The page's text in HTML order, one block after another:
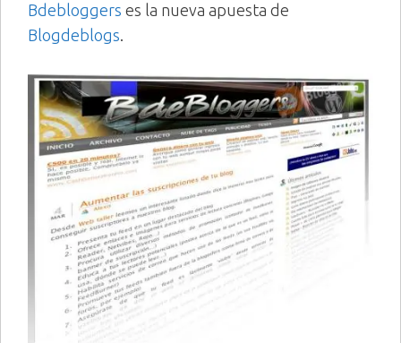
Bdebloggers es la nueva apuesta de
Blogdeblogs.